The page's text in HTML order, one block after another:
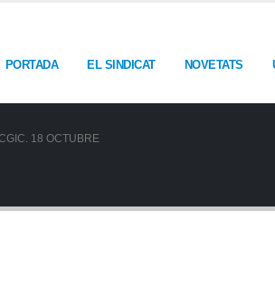
PORTADA EL SINDICAT NOVETATS
18 OCTUBRE